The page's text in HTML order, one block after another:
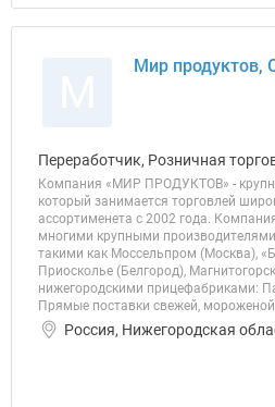
Мир продуктов,
Переработчик, Розничная
Компания «МИР ПРОДУКТОВ» -
который занимается торговлей
ассортименета с 2002 года.
многими крупными
такими как Моссельпром (Москва),
Приосколье (Белгород),
нижегородскими прицефабриками:
Прямые поставки свежей,
Россия, Нижегородская